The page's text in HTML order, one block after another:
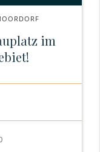
im